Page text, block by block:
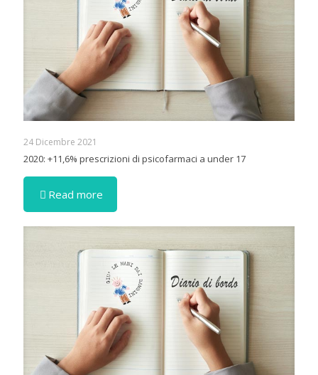
24 Dicembre 2021
2020: +11,6% prescrizioni di psicofarmaci a under 17
Read more